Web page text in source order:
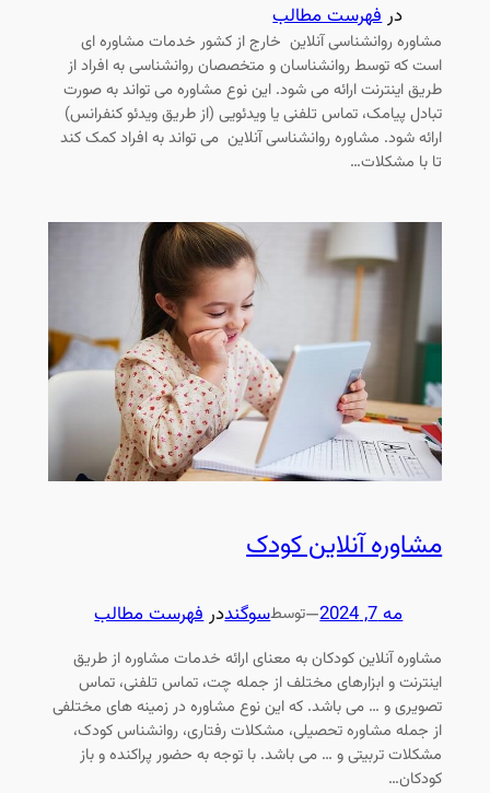
درفهرست مطالب
مشاوره روانشناسی آنلاین خارج از کشور خدمات مشاوره ای
است که توسط روانشناسان و متخصصان روانشناسی به افراد از
طریق اینترنت ارائه می شود. این نوع مشاوره می تواند به صورت
تبادل پیامک، تماس تلفنی یا ویدئویی (از طریق ویدئو کنفرانس)
ارائه شود. مشاوره روانشناسی آنلاین می تواند به افراد کمک کند
تا با مشکلات…
مشاوره آنلاین کودک
مه 7, 2024 —توسطسوگنددرفهرست مطالب
مشاوره آنلاین کودکان به معنای ارائه خدمات مشاوره از طریق
اینترنت و ابزارهای مختلف از جمله چت، تماس تلفنی، تماس
تصویری و … می باشد. که این نوع مشاوره در زمینه های مختلفی
از جمله مشاوره تحصیلی، مشکلات رفتاری، روانشناس کودک،
مشکلات تربیتی و … می باشد. با توجه به حضور پراکنده و باز
کودکان…